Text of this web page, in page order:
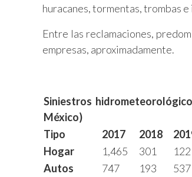
huracanes, tormentas, trombas
Entre las reclamaciones,
empresas, aproximadamente.
Siniestros
México)
Tipo
2017 2018
Hogar
1,465 301 122
Autos
747 193 537